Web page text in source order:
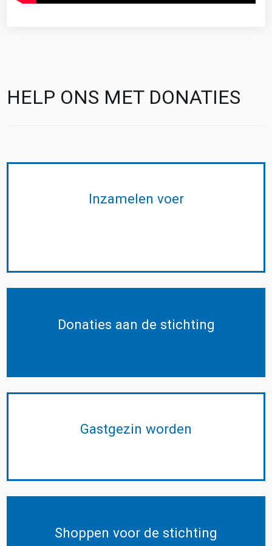
HELP ONS MET DONATIES
Inzamelen voer
Donaties aan de stichting
Gastgezin worden
Shoppen voor de stichting